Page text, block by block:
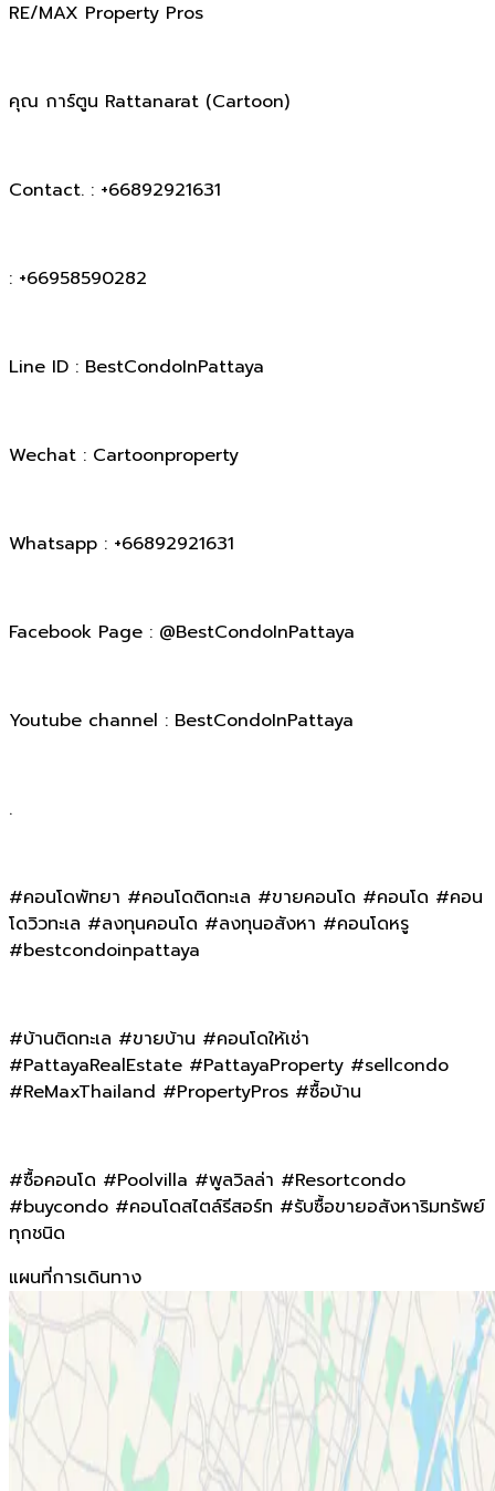
RE/MAX Property Pros
คุณ การ์ตูน Rattanarat (Cartoon)
Contact. : +66892921631
: +66958590282
Line ID : BestCondoInPattaya
Wechat : Cartoonproperty
Whatsapp : +66892921631
Facebook Page : @BestCondoInPattaya
Youtube channel : BestCondoInPattaya
.
#คอนโดพัทยา #คอนโดติดทะเล #ขายคอนโด #คอนโด #คอน
โดวิวทะเล #ลงทุนคอนโด #ลงทุนอสังหา #คอนโดหรู
#bestcondoinpattaya
#บ้านติดทะเล #ขายบ้าน #คอนโดให้เช่า
#PattayaRealEstate #PattayaProperty #sellcondo
#ReMaxThailand #PropertyPros #ซื้อบ้าน
#ซื้อคอนโด #Poolvilla #พูลวิลล่า #Resortcondo
#buycondo #คอนโดสไตล์รีสอร์ท #รับซื้อขายอสังหาริมทรัพย์
ทุกชนิด
แผนที่การเดินทาง